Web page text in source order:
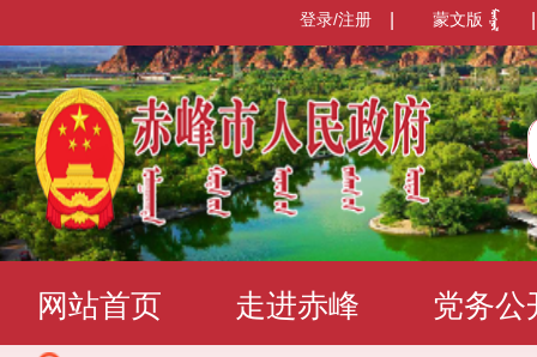
蒙文版
登录/注册
网站首页 走进赤峰 党务公